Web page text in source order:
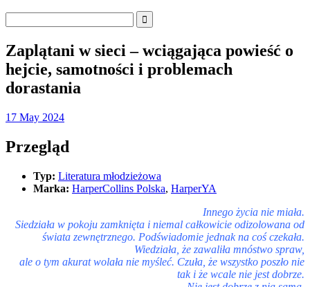
Zaplątani w sieci – wciągająca powieść o
hejcie, samotności i problemach
dorastania
17 May 2024
Przegląd
Typ: Literatura młodzieżowa
Marka: HarperCollins Polska, HarperYA
Innego życia nie miała.
Siedziała w pokoju zamknięta i niemal całkowicie odizolowana od
świata zewnętrznego. Podświadomie jednak na coś czekała.
Wiedziała, że zawaliła mnóstwo spraw,
ale o tym akurat wolała nie myśleć. Czuła, że wszystko poszło nie
tak i że wcale nie jest dobrze.